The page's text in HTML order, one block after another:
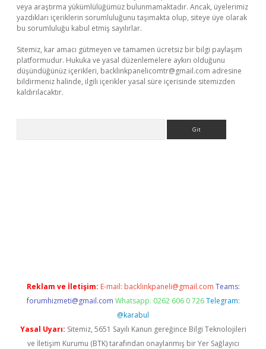
veya araştırma yükümlülüğümüz bulunmamaktadır. Ancak, üyelerimiz
yazdıkları içeriklerin sorumluluğunu taşımakta olup, siteye üye olarak
bu sorumluluğu kabul etmiş sayılırlar.
Sitemiz, kar amacı gütmeyen ve tamamen ücretsiz bir bilgi paylaşım
platformudur. Hukuka ve yasal düzenlemelere aykırı olduğunu
düşündüğünüz içerikleri, backlinkpanelicomtr@gmail.com adresine
bildirmeniz halinde, ilgili içerikler yasal süre içerisinde sitemizden
kaldırılacaktır.
Reklam ve İletişim: E-mail: backlinkpaneli@gmail.com Teams:
forumhizmeti@gmail.com Whatsapp: 0262 606 0 726 Telegram:
@karabul
Yasal Uyarı: Sitemiz, 5651 Sayılı Kanun gereğince Bilgi Teknolojileri
ve İletişim Kurumu (BTK) tarafından onaylanmış bir Yer Sağlayıcı